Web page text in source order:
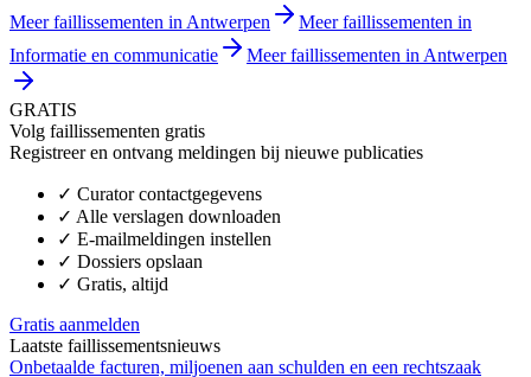
Meer faillissementen in Antwerpen
Meer faillissementen in
Informatie en communicatie
Meer faillissementen in Antwerpen
GRATIS
Volg faillissementen gratis
Registreer en ontvang meldingen bij nieuwe publicaties
✓ Curator contactgegevens
✓ Alle verslagen downloaden
✓ E-mailmeldingen instellen
✓ Dossiers opslaan
✓ Gratis, altijd
Gratis aanmelden
Laatste faillissementsnieuws
Onbetaalde facturen, miljoenen aan schulden en een rechtszaak